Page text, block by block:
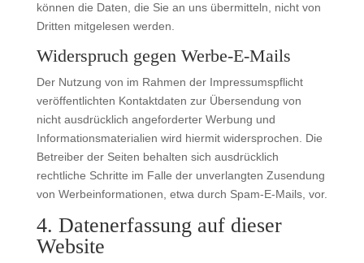
können die Daten, die Sie an uns übermitteln, nicht von
Dritten mitgelesen werden.
Widerspruch gegen Werbe-E-Mails
Der Nutzung von im Rahmen der Impressumspflicht
veröffentlichten Kontaktdaten zur Übersendung von
nicht ausdrücklich angeforderter Werbung und
Informationsmaterialien wird hiermit widersprochen. Die
Betreiber der Seiten behalten sich ausdrücklich
rechtliche Schritte im Falle der unverlangten Zusendung
von Werbeinformationen, etwa durch Spam-E-Mails, vor.
4. Datenerfassung auf dieser
Website